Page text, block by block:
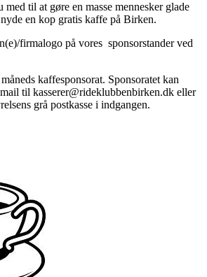
med til at gøre en masse mennesker glade
en kop gratis kaffe på Birken.
firmalogo på vores sponsorstander ved
kaffesponsorat. Sponsoratet kan
til kasserer@rideklubbenbirken.dk eller
grå postkasse i indgangen.